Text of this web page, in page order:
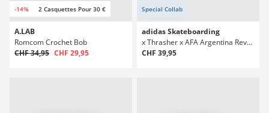
-14% 2 Casquettes Pour 30 €
A.LAB
Romcom Crochet Bob
CHF 34,95 CHF 29,95
Special Collab
adidas Skateboarding
x Thrasher x AFA Argentina Reversible Bob
CHF 39,95